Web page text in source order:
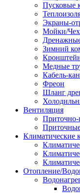
Пусковые
Экраны-
Мойки/
Зимний
Медные
Кабель-
Фреон
Шланг
Вентиляция
Приточно-
Климатические
Отопление/